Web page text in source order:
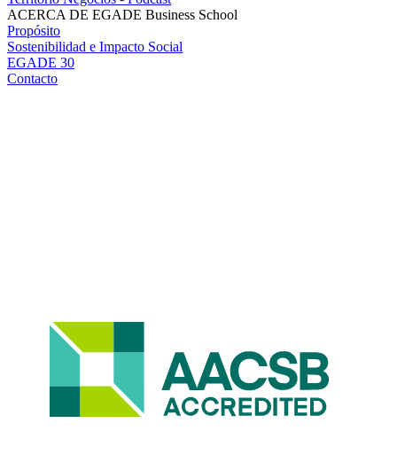
ACERCA DE EGADE Business School
Propósito
Sostenibilidad e Impacto Social
EGADE 30
Contacto